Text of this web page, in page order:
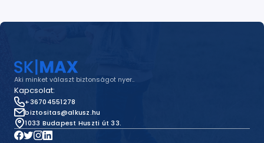
Aki minket választ biztonságot nyer..
Kapcsolat:
+36704551278
biztositas@alkusz.hu
1033 Budapest Huszti út 33.